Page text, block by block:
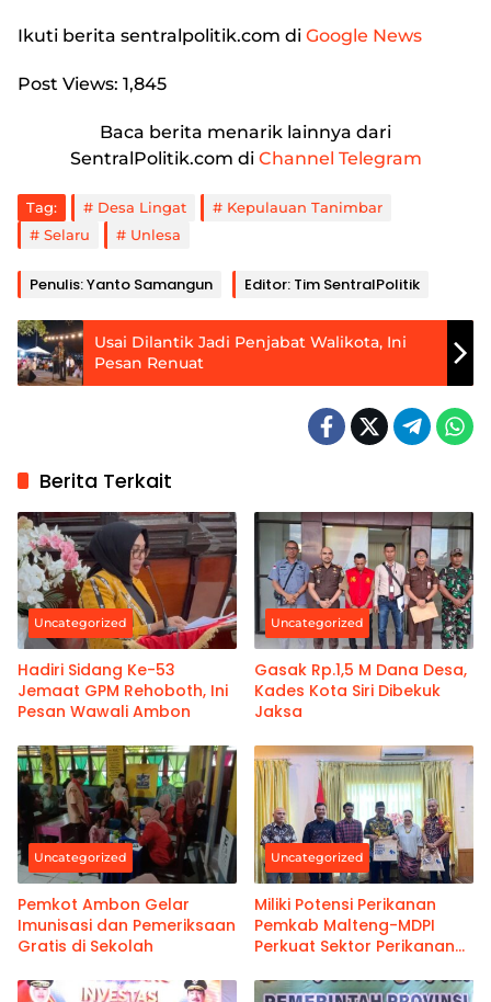
Ikuti berita sentralpolitik.com di Google News
Post Views: 1,845
Baca berita menarik lainnya dari
SentralPolitik.com di Channel Telegram
Tag: Desa Lingat
Kepulauan Tanimbar
Selaru
Unlesa
Penulis: Yanto Samangun Editor: Tim SentralPolitik
Usai Dilantik Jadi Penjabat Walikota, Ini
Pesan Renuat
Berita Terkait
Uncategorized
Hadiri Sidang Ke-53
Jemaat GPM Rehoboth, Ini
Pesan Wawali Ambon
Uncategorized
Gasak Rp.1,5 M Dana Desa,
Kades Kota Siri Dibekuk
Jaksa
Uncategorized
Pemkot Ambon Gelar
Imunisasi dan Pemeriksaan
Gratis di Sekolah
Uncategorized
Miliki Potensi Perikanan
Pemkab Malteng-MDPI
Perkuat Sektor Perikanan